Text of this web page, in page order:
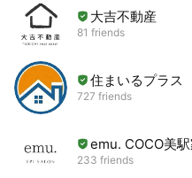
大吉不動産
81 friends
住まいるプラ
727 friends
emu. COCO美
233 friends